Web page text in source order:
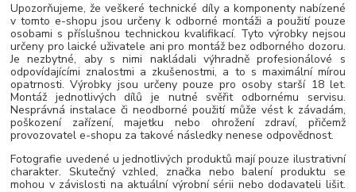
Upozorňujeme, že veškeré technické díly a komponenty nabízené
v tomto e-shopu jsou určeny k odborné montáži a použití pouze
osobami s příslušnou technickou kvalifikací. Tyto výrobky nejsou
určeny pro laické uživatele ani pro montáž bez odborného dozoru.
Je nezbytné, aby s nimi nakládali výhradně profesionálové s
odpovídajícími znalostmi a zkušenostmi, a to s maximální mírou
opatrnosti. Výrobky jsou určeny pouze pro osoby starší 18 let.
Montáž jednotlivých dílů je nutné svěřit odbornému servisu.
Nesprávná instalace či neodborné použití může vést k závadám,
poškození zařízení, majetku nebo ohrožení zdraví, přičemž
provozovatel e-shopu za takové následky nenese odpovědnost.
Fotografie uvedené u jednotlivých produktů mají pouze ilustrativní
charakter. Skutečný vzhled, značka nebo balení produktu se
mohou v závislosti na aktuální výrobní sérii nebo dodavateli lišit.